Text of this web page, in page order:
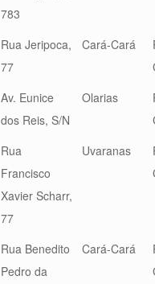
783
Rua Jeripoca,
77
Cará-Cará
Av. Eunice
dos Reis, S/N
Olarias
Rua
Francisco
Xavier Scharr,
77
Uvaranas
Rua Benedito
Pedro da
Cará-Cará